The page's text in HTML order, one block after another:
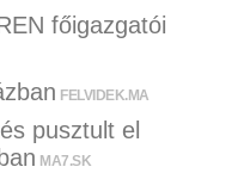
főigazgatói
FELVIDEK.MA
pusztult el
MA7.SK